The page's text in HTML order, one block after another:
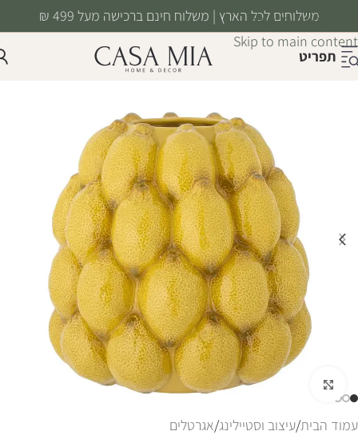
Skip to navigation
Skip to main content
משלוחים לכל הארץ | משלוח חינם ברכישה מעל 499 ₪
תפריט
לחצו להגדלה
עמוד הבית/עיצוב וסטיילינג/אגרטלים